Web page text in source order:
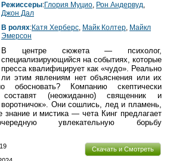
Режиссеры:Глория Муцио, Рон Андервуд,
Джон Дал
В ролях:Катя Херберс, Майк Колтер, Майкл
Эмерсон
В центре сюжета — психолог,
специализирующийся на событиях, которые
пресса квалифицирует как «чудо». Реально
ли этим явлениям нет объяснения или их
обосновать? Компанию скептически
(неожиданно) священник и
воротничок». Они сошлись, лед и пламень,
знание и мистика — чета Кинг предлагает
увлекательную борьбу
Скачать и Смотреть